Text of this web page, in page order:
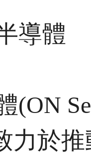
導體
(ON
力於